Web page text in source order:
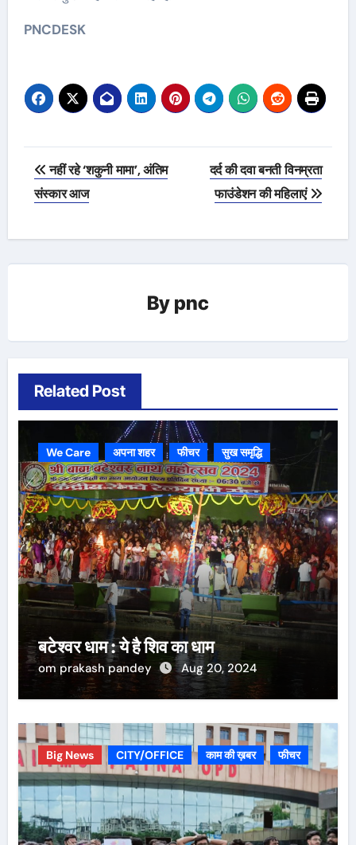
PNCDESK
Post
navigation
नहीं रहे ‘शकुनी मामा’, अंतिम
संस्कार आज
दर्द की दवा बनती विनम्रता
फाउंडेशन की महिलाएं
By pnc
Related Post
We Care अपना शहर फीचर सुख समृद्धि
बटेश्वर धाम : ये है शिव का धाम
om prakash pandey Aug 20, 2024
Big News CITY/OFFICE काम की ख़बर फीचर